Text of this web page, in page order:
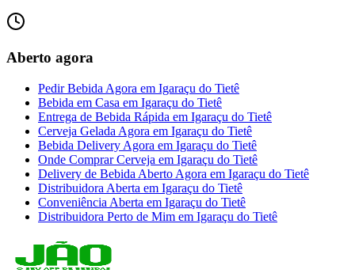
Aberto agora
Pedir Bebida Agora em Igaraçu do Tietê
Bebida em Casa em Igaraçu do Tietê
Entrega de Bebida Rápida em Igaraçu do Tietê
Cerveja Gelada Agora em Igaraçu do Tietê
Bebida Delivery Agora em Igaraçu do Tietê
Onde Comprar Cerveja em Igaraçu do Tietê
Delivery de Bebida Aberto Agora em Igaraçu do Tietê
Distribuidora Aberta em Igaraçu do Tietê
Conveniência Aberta em Igaraçu do Tietê
Distribuidora Perto de Mim em Igaraçu do Tietê